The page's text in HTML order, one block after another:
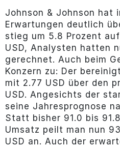
Johnson & Johnson hat
Erwartungen deutlich
stieg um 5.8 Prozent
USD, Analysten hatten
gerechnet. Auch beim
Konzern zu: Der
mit 2.77 USD über den
USD. Angesichts der
seine Jahresprognose
Statt bisher 91.0 bis
Umsatz peilt man nun
USD an. Auch der